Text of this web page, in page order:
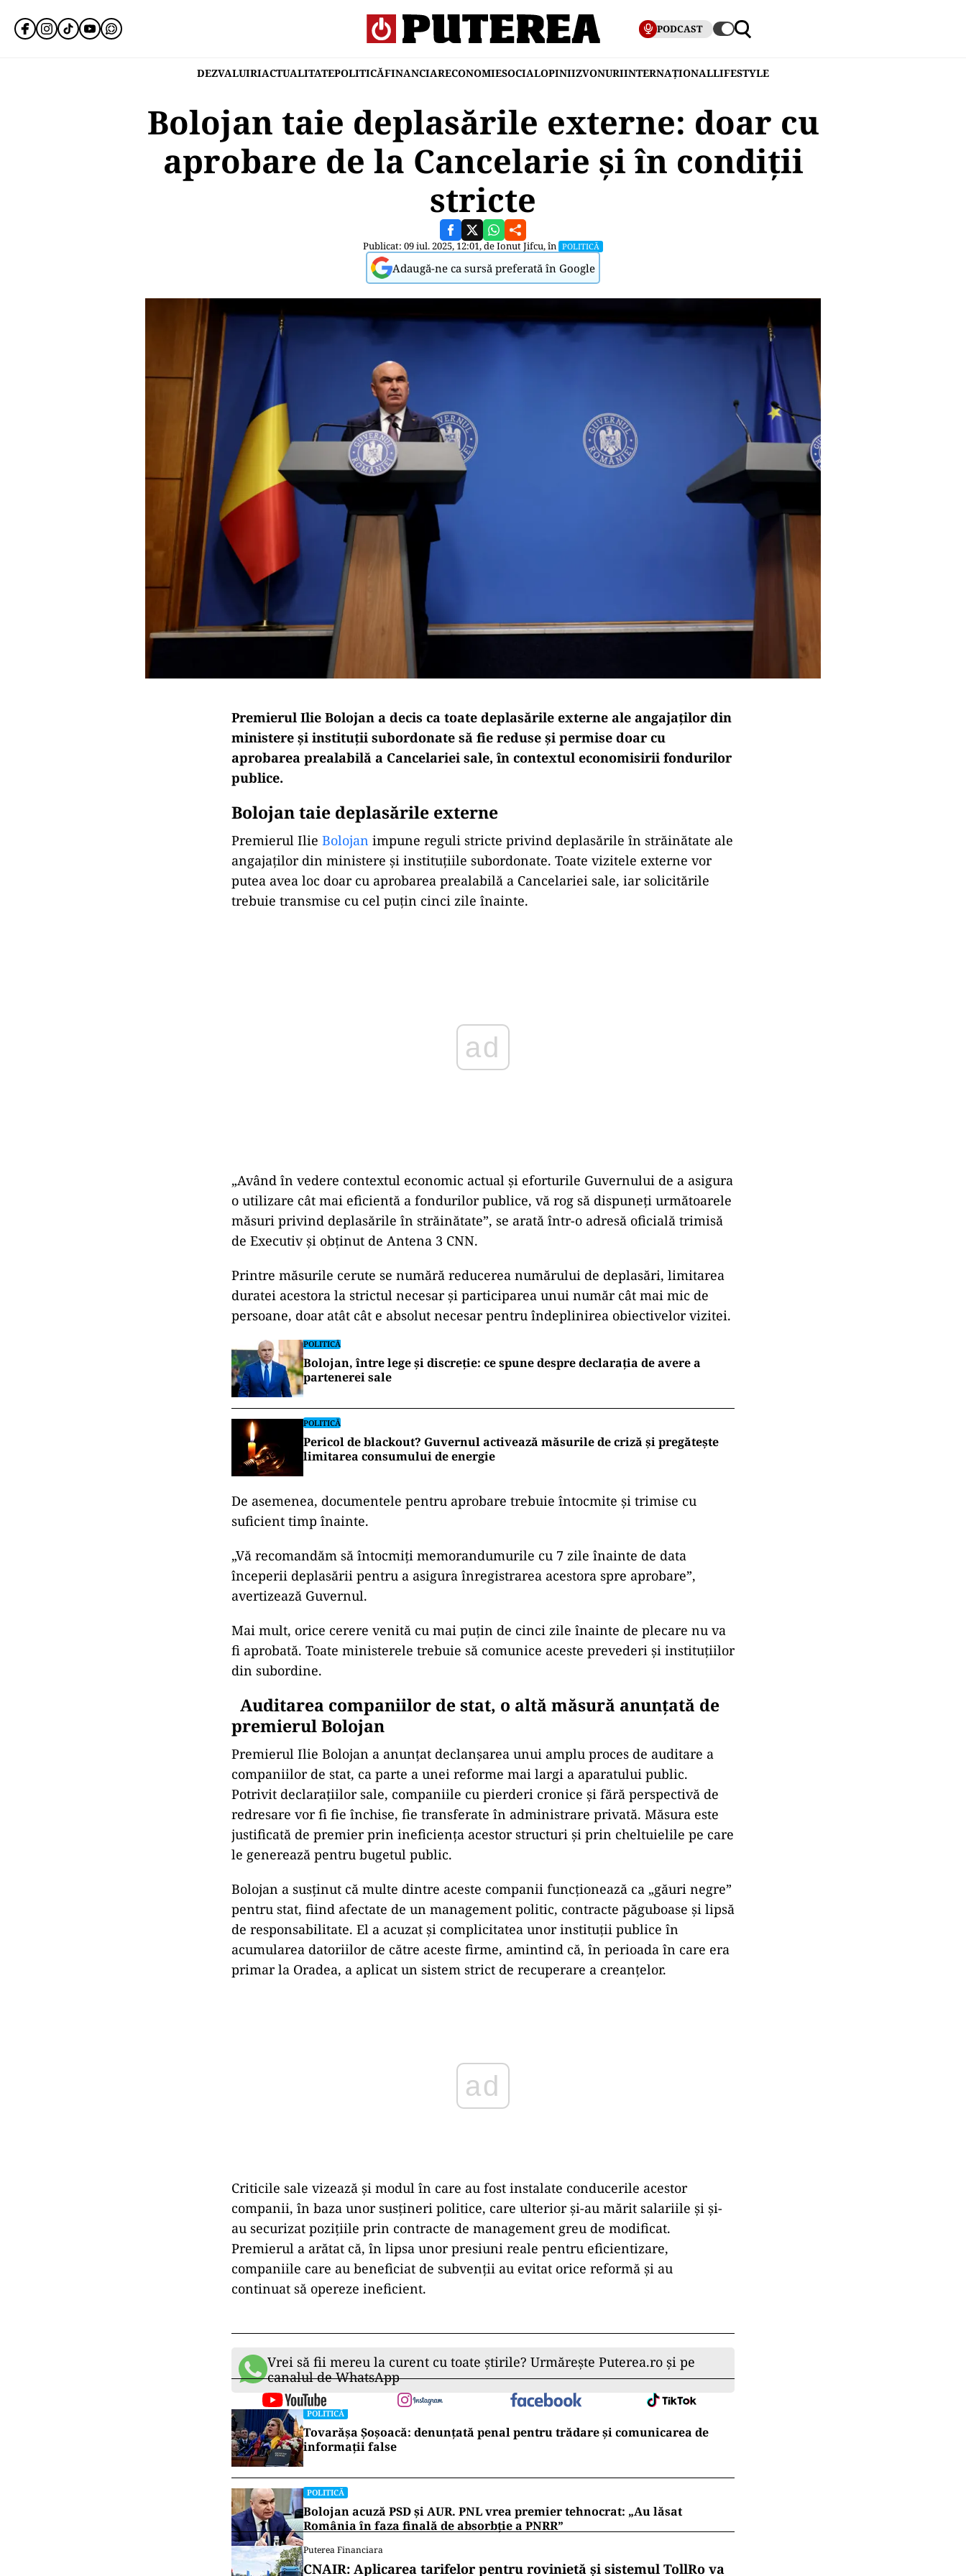
PODCAST
DEZVALUIRIACTUALITATEPOLITICĂFINANCIARECONOMIESOCIALOPINIIZVONURIINTERNAȚIONALLIFESTYLE
Bolojan taie deplasările externe: doar cu
aprobare de la Cancelarie și în condiții
stricte
Publicat: 09 iul. 2025, 12:01, deIonut Jifcu, în POLITICĂ
Adaugă-ne ca sursă preferată în Google
Premierul Ilie Bolojan a decis ca toate deplasările externe ale angajaților din
ministere și instituții subordonate să fie reduse și permise doar cu
aprobarea prealabilă a Cancelariei sale, în contextul economisirii fondurilor
publice.
Bolojan taie deplasările externe
Premierul Ilie Bolojan impune reguli stricte privind deplasările în străinătate ale
angajaților din ministere și instituțiile subordonate. Toate vizitele externe vor
putea avea loc doar cu aprobarea prealabilă a Cancelariei sale, iar solicitările
trebuie transmise cu cel puțin cinci zile înainte.
„Având în vedere contextul economic actual și eforturile Guvernului de a asigura
o utilizare cât mai eficientă a fondurilor publice, vă rog să dispuneți următoarele
măsuri privind deplasările în străinătate”, se arată într-o adresă oficială trimisă
de Executiv şi obţinut de Antena 3 CNN.
Printre măsurile cerute se numără reducerea numărului de deplasări, limitarea
duratei acestora la strictul necesar și participarea unui număr cât mai mic de
persoane, doar atât cât e absolut necesar pentru îndeplinirea obiectivelor vizitei.
POLITICĂ
Bolojan, între lege și discreție: ce spune despre declarația de avere a
partenerei sale
POLITICĂ
Pericol de blackout? Guvernul activează măsurile de criză și pregătește
limitarea consumului de energie
De asemenea, documentele pentru aprobare trebuie întocmite și trimise cu
suficient timp înainte.
„Vă recomandăm să întocmiți memorandumurile cu 7 zile înainte de data
începerii deplasării pentru a asigura înregistrarea acestora spre aprobare”,
avertizează Guvernul.
Mai mult, orice cerere venită cu mai puțin de cinci zile înainte de plecare nu va
fi aprobată. Toate ministerele trebuie să comunice aceste prevederi și instituțiilor
din subordine.
Auditarea companiilor de stat, o altă măsură anunțată de
premierul Bolojan
Premierul Ilie Bolojan a anunțat declanșarea unui amplu proces de auditare a
companiilor de stat, ca parte a unei reforme mai largi a aparatului public.
Potrivit declarațiilor sale, companiile cu pierderi cronice și fără perspectivă de
redresare vor fi fie închise, fie transferate în administrare privată. Măsura este
justificată de premier prin ineficiența acestor structuri și prin cheltuielile pe care
le generează pentru bugetul public.
Bolojan a susținut că multe dintre aceste companii funcționează ca „găuri negre”
pentru stat, fiind afectate de un management politic, contracte păguboase și lipsă
de responsabilitate. El a acuzat și complicitatea unor instituții publice în
acumularea datoriilor de către aceste firme, amintind că, în perioada în care era
primar la Oradea, a aplicat un sistem strict de recuperare a creanțelor.
ad
Criticile sale vizează și modul în care au fost instalate conducerile acestor
companii, în baza unor susțineri politice, care ulterior și-au mărit salariile și și-
au securizat pozițiile prin contracte de management greu de modificat.
Premierul a arătat că, în lipsa unor presiuni reale pentru eficientizare,
companiile care au beneficiat de subvenții au evitat orice reformă și au
continuat să opereze ineficient.
Vrei să fii mereu la curent cu toate știrile? Urmărește Puterea.ro și pe
canalul de WhatsApp
POLITICĂ
Tovarășa Șoșoacă: denunțată penal pentru trădare și comunicarea de
informații false
POLITICĂ
Bolojan acuză PSD și AUR. PNL vrea premier tehnocrat: „Au lăsat
România în faza finală de absorbţie a PNRR”
Puterea Financiara
CNAIR: Aplicarea tarifelor pentru rovinietă și sistemul TollRo va